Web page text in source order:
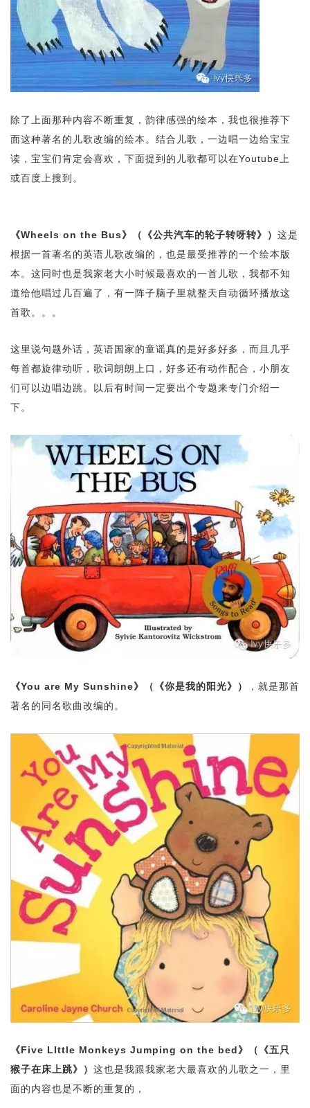
除了上面那种内容不断重复，韵律感强的绘本，我也很推荐下
面这种著名的儿歌改编的绘本。结合儿歌，一边唱一边给宝宝
读，宝宝们肯定会喜欢，下面提到的儿歌都可以在Youtube上
或百度上搜到。
《Wheels on the Bus》（《公共汽车的轮子转呀转》） 这是
根据一首著名的英语儿歌改编的，也是最受推荐的一个绘本版
本。这同时也是我家老大小时候最喜欢的一首儿歌，我都不知
道给他唱过几百遍了，有一阵子脑子里就整天自动循环播放这
首歌。。。
这里说句题外话，英语国家的童谣真的是好多好多，而且几乎
每首都旋律动听，歌词朗朗上口，好多还有动作配合，小朋友
们可以边唱边跳。以后有时间一定要出个专题来专门介绍一
下。
《You are My Sunshine》（《你是我的阳光》）
，就是那首
著名的同名歌曲改编的。
《Five LIttle Monkeys Jumping on the bed》（《五只
猴子在床上跳》） 这也是我跟我家老大最喜欢的儿歌之一，里
面的内容也是不断的重复的，